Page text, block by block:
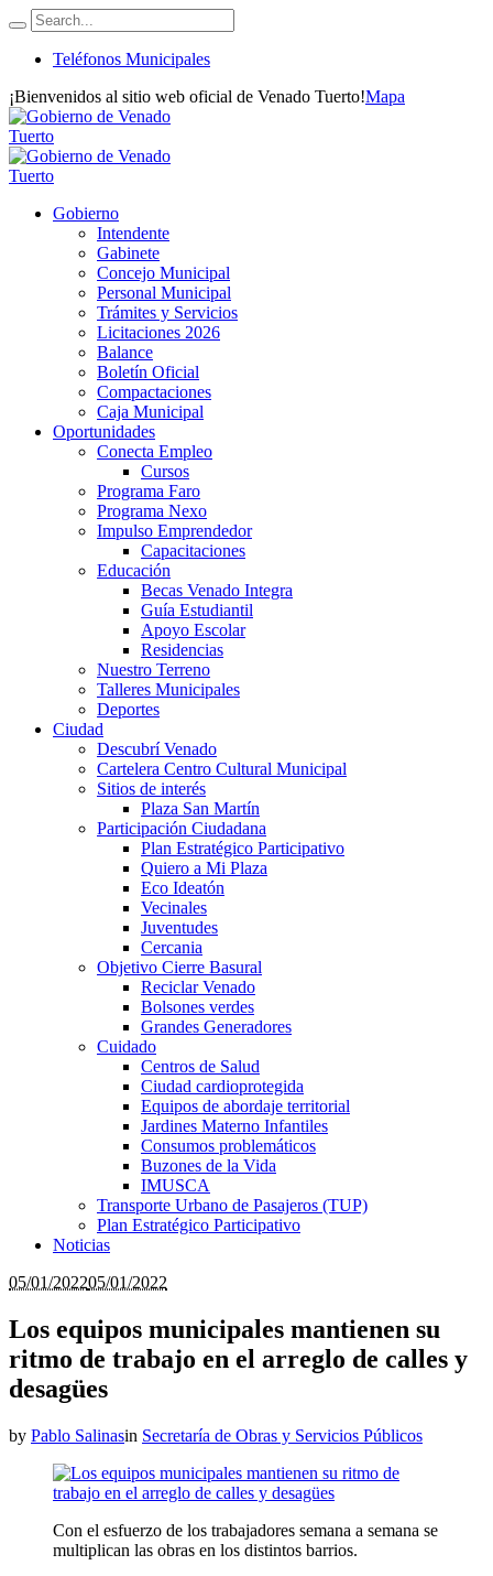
Teléfonos Municipales
¡Bienvenidos al sitio web oficial de Venado Tuerto!Mapa
Gobierno
Intendente
Gabinete
Concejo Municipal
Personal Municipal
Trámites y Servicios
Licitaciones 2026
Balance
Boletín Oficial
Compactaciones
Caja Municipal
Oportunidades
Conecta Empleo
Cursos
Programa Faro
Programa Nexo
Impulso Emprendedor
Capacitaciones
Educación
Becas Venado Integra
Guía Estudiantil
Apoyo Escolar
Residencias
Nuestro Terreno
Talleres Municipales
Deportes
Ciudad
Descubrí Venado
Cartelera Centro Cultural Municipal
Sitios de interés
Plaza San Martín
Participación Ciudadana
Plan Estratégico Participativo
Quiero a Mi Plaza
Eco Ideatón
Vecinales
Juventudes
Cercania
Objetivo Cierre Basural
Reciclar Venado
Bolsones verdes
Grandes Generadores
Cuidado
Centros de Salud
Ciudad cardioprotegida
Equipos de abordaje territorial
Jardines Materno Infantiles
Consumos problemáticos
Buzones de la Vida
IMUSCA
Transporte Urbano de Pasajeros (TUP)
Plan Estratégico Participativo
Noticias
05/01/202205/01/2022
Los equipos municipales mantienen su
ritmo de trabajo en el arreglo de calles y
desagües
by Pablo Salinasin Secretaría de Obras y Servicios Públicos
Con el esfuerzo de los trabajadores semana a semana se
multiplican las obras en los distintos barrios.